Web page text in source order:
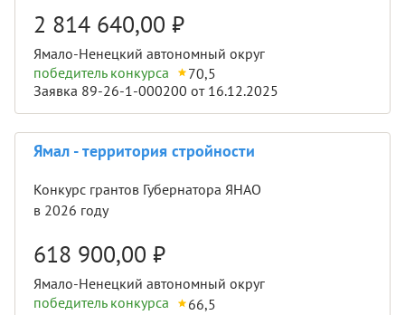
2 814 640,00 ₽
Ямало-Ненецкий автономный округ
победитель конкурса
70,5
Заявка 89-26-1-000200 от 16.12.2025
Ямал - территория стройности
Конкурс грантов Губернатора ЯНАО
в 2026 году
618 900,00 ₽
Ямало-Ненецкий автономный округ
победитель конкурса
66,5